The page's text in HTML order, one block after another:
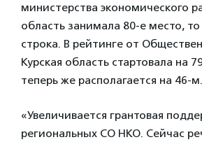
министерства экономического
область занимала 80-е место, то
строка. В рейтинге от
Курская область стартовала на
теперь же располагается на 46-м.
«Увеличивается грантовая
региональных СО НКО. Сейчас